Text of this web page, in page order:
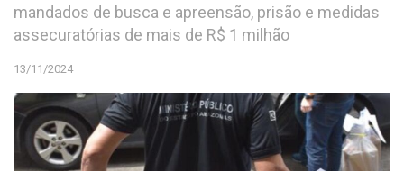
mandados de busca e apreensão, prisão e medidas
assecuratórias de mais de R$ 1 milhão
13/11/2024